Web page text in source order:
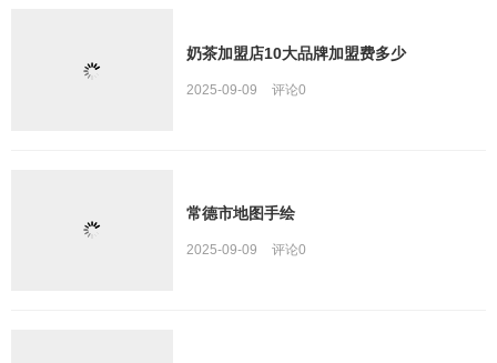
奶茶加盟店10大品牌加盟费多少
2025-09-09 评论0
常德市地图手绘
2025-09-09 评论0